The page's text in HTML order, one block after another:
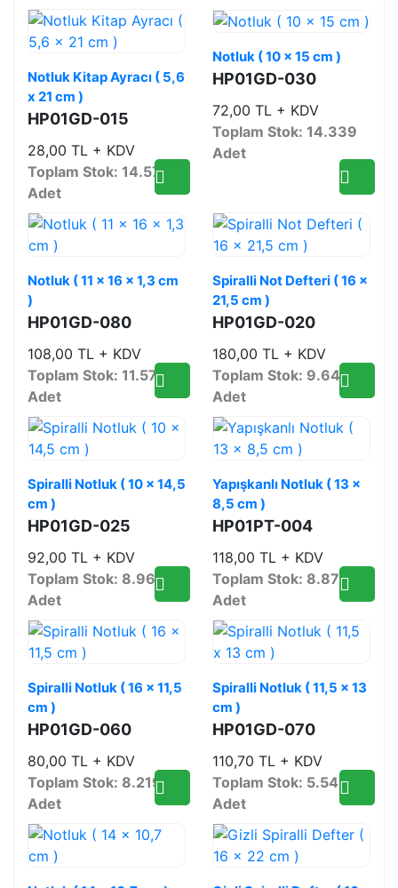
Notluk Kitap Ayracı ( 5,6
x 21 cm )
HP01GD-015
28,00 TL + KDV
Toplam Stok: 14.579
Adet
Notluk ( 10 x 15 cm )
HP01GD-030
72,00 TL + KDV
Toplam Stok: 14.339
Adet
Notluk ( 11 x 16 x 1,3 cm
)
HP01GD-080
108,00 TL + KDV
Toplam Stok: 11.578
Adet
Spiralli Not Defteri ( 16 x
21,5 cm )
HP01GD-020
180,00 TL + KDV
Toplam Stok: 9.648
Adet
Spiralli Notluk ( 10 x 14,5
cm )
HP01GD-025
92,00 TL + KDV
Toplam Stok: 8.965
Adet
Yapışkanlı Notluk ( 13 x
8,5 cm )
HP01PT-004
118,00 TL + KDV
Toplam Stok: 8.870
Adet
Spiralli Notluk ( 16 x 11,5
cm )
HP01GD-060
80,00 TL + KDV
Toplam Stok: 8.219
Adet
Spiralli Notluk ( 11,5 x 13
cm )
HP01GD-070
110,70 TL + KDV
Toplam Stok: 5.549
Adet